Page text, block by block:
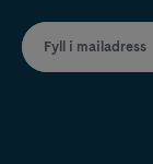
Fyll i mailadress